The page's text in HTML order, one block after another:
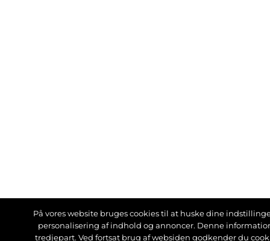
På vores website bruges cookies til at huske dine
personalisering af indhold og annoncer. Denne
tredjepart. Ved fortsat brug af websiden godkender du